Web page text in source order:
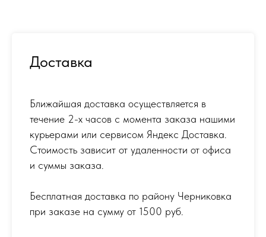
Доставка
Ближайшая доставка осуществляется в
течение 2-х часов с момента заказа нашими
курьерами или сервисом Яндекс Доставка.
Стоимость зависит от удаленности от офиса
и суммы заказа.
Бесплатная доставка по району Черниковка
при заказе на сумму от 1500 руб.